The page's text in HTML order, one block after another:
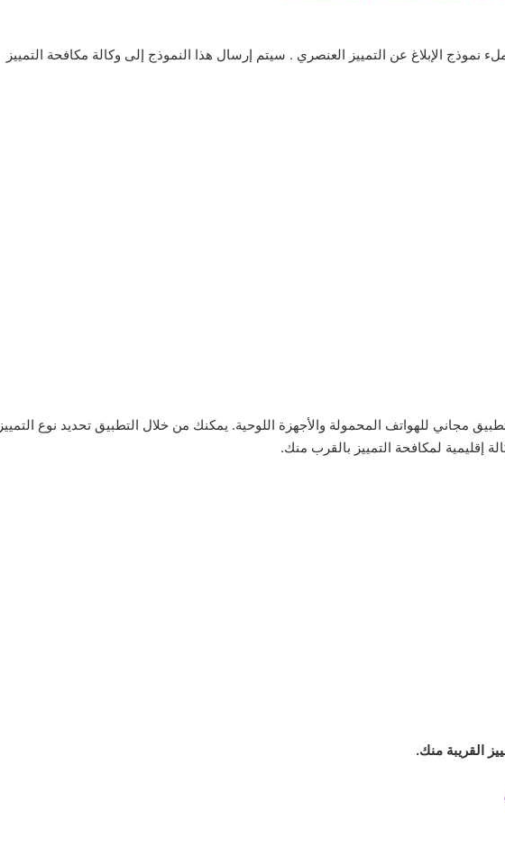
نموذج الإبلاغ عن التمييز العنصري . سيتم إرسال هذا النموذج إلى وكالة مكافحة التمييز
مجاني للهواتف المحمولة والأجهزة اللوحية. يمكنك من خلال التطبيق تحديد نوع التمييز
إقليمية لمكافحة التمييز بالقرب منك.
القريبة منك.